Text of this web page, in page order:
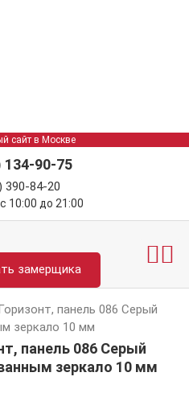
сайт в Москве
134-90-75
390-84-20
10:00 до 21:00
замерщика
панель 086 Серый
зеркало 10 мм
панель 086 Серый
зеркало 10 мм